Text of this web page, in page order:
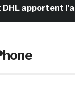
l’art